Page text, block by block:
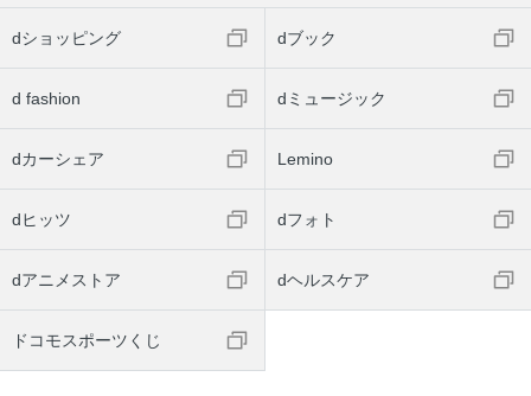
dショッピング dブック
d fashion dミュージック
dカーシェア Lemino
dヒッツ dフォト
dアニメストア dヘルスケア
ドコモスポーツくじ